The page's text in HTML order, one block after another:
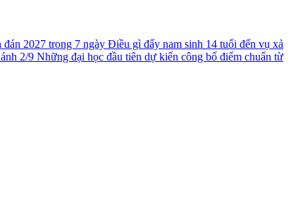
2027 trong 7 ngày Điều gì đẩy nam sinh 14 tuổi đến vụ xả
2/9 Những đại học đầu tiên dự kiến công bố điểm chuẩn từ